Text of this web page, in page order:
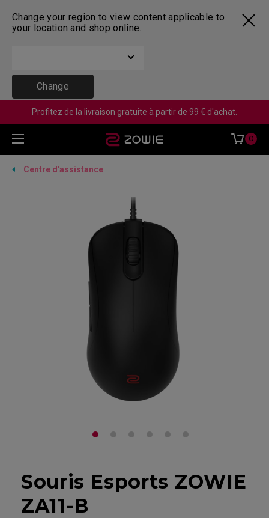
Change your region to view content applicable to
your location and shop online.
Change
Profitez de la livraison gratuite à partir de 99 € d'achat.
0
Centre d'assistance
Souris Esports ZOWIE
ZA11-B